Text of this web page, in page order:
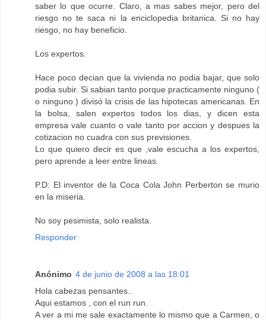
saber lo que ocurre. Claro, a mas sabes mejor, pero del
riesgo no te saca ni la enciclopedia britanica. Si no hay
riesgo, no hay beneficio.
Los expertos.
Hace poco decian que la vivienda no podia bajar, que solo
podia subir. Si sabian tanto porque practicamente ninguno (
o ninguno ) divisó la crisis de las hipotecas americanas. En
la bolsa, salen expertos todos los dias, y dicen esta
empresa vale cuanto o vale tanto por accion y despues la
cotizacion no cuadra con sus previsiones.
Lo que quiero decir es que ,vale escucha a los expertos,
pero aprende a leer entre lineas.
P.D: El inventor de la Coca Cola John Perberton se murio
en la miseria.
No soy pesimista, solo realista.
Responder
Anónimo 4 de junio de 2008 a las 18:01
Hola cabezas pensantes..
Aqui estamos , con el run run.
A ver a mi me sale exactamente lo mismo que a Carmen, o